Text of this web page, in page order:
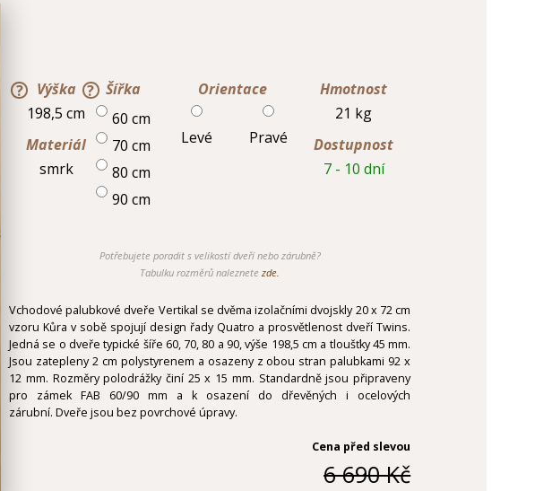
Výška
198,5 cm
Materiál
smrk
Šířka
60 cm
70 cm
80 cm
90 cm
Orientace
Levé Pravé
Hmotnost
21 kg
Dostupnost
7 - 10 dní
Potřebujete poradit s velikostí dveří nebo zárubně?
Tabulku rozměrů naleznetezde.
Vchodové palubkové dveře Vertikal se dvěma izolačními dvojskly 20 x 72 cm
vzoru Kůra v sobě spojují design řady Quatro a prosvětlenost dveří Twins.
Jedná se o dveře typické šíře 60, 70, 80 a 90, výše 198,5 cm a tloušťky 45 mm.
Jsou zatepleny 2 cm polystyrenem a osazeny z obou stran palubkami 92 x
12 mm. Rozměry polodrážky činí 25 x 15 mm. Standardně jsou připraveny
pro zámek FAB 60/90 mm a k osazení do dřevěných i ocelových
zárubní. Dveře jsou bez povrchové úpravy.
Cena před slevou
6 690 Kč